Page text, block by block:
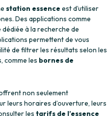
station essence est d’utiliser
Des applications comme
à la recherche de
permettent de vous
de filtrer les résultats selon les
comme les bornes de
non seulement
leurs horaires d’ouverture, leurs
les tarifs de l’essence